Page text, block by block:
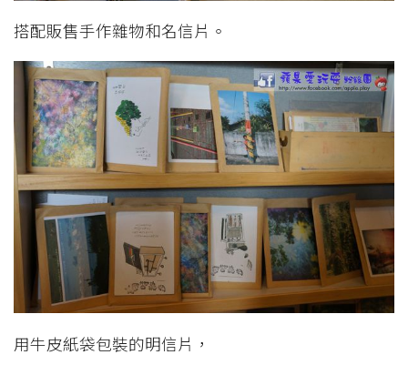
搭配販售手作雜物和名信片。
用牛皮紙袋包裝的明信片，